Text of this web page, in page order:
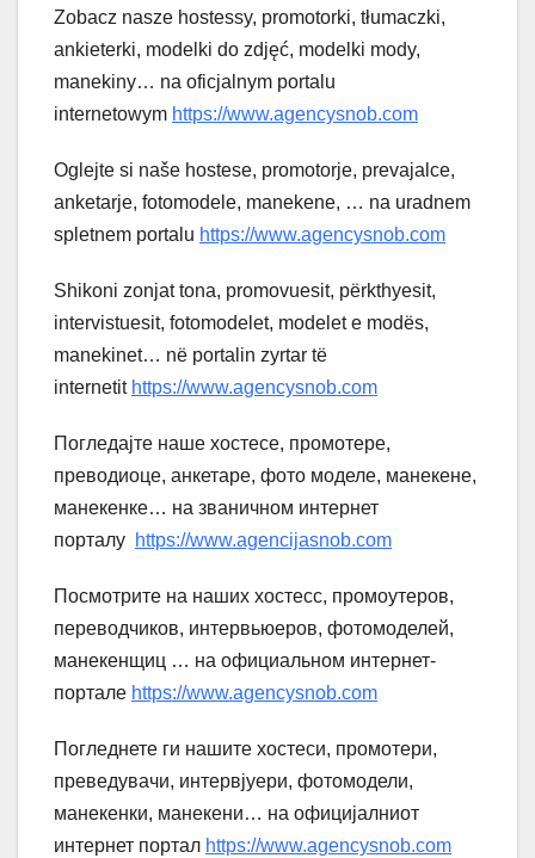
Zobacz nasze hostessy, promotorki, tłumaczki,
ankieterki, modelki do zdjęć, modelki mody,
manekiny… na oficjalnym portalu
internetowym https://www.agencysnob.com
Oglejte si naše hostese, promotorje, prevajalce,
anketarje, fotomodele, manekene, … na uradnem
spletnem portalu https://www.agencysnob.com
Shikoni zonjat tona, promovuesit, përkthyesit,
intervistuesit, fotomodelet, modelet e modës,
manekinet… në portalin zyrtar të
internetit https://www.agencysnob.com
Погледајте наше хостесе, промотере,
преводиоце, анкетаре, фото моделе, манекене,
манекенке… на званичном интернет
порталу https://www.agencijasnob.com
Посмотрите на наших хостесс, промоутеров,
переводчиков, интервьюеров, фотомоделей,
манекенщиц … на официальном интернет-
портале https://www.agencysnob.com
Погледнете ги нашите хостеси, промотери,
преведувачи, интервјуери, фотомодели,
манекенки, манекени… на официјалниот
интернет портал https://www.agencysnob.com